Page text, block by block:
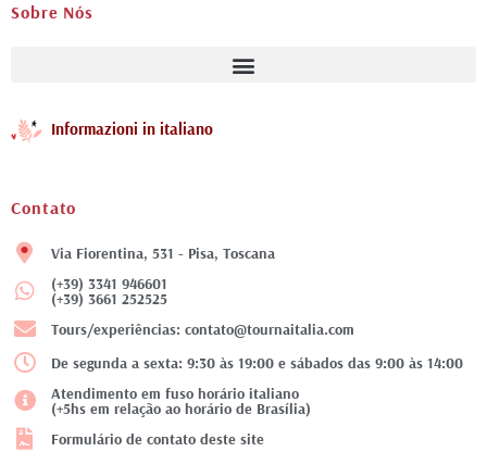
Sobre Nós
Informazioni in italiano
Contato
Via Fiorentina, 531 - Pisa, Toscana
(+39) 3341 946601
(+39) 3661 252525
Tours/experiências: contato@tournaitalia.com
De segunda a sexta: 9:30 às 19:00 e sábados das 9:00 às 14:00
Atendimento em fuso horário italiano
(+5hs em relação ao horário de Brasília)
Formulário de contato deste site